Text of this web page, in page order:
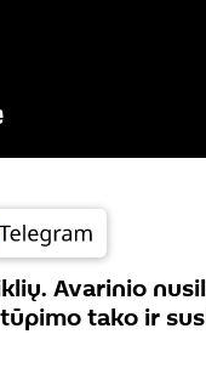
Avarinio
tako ir